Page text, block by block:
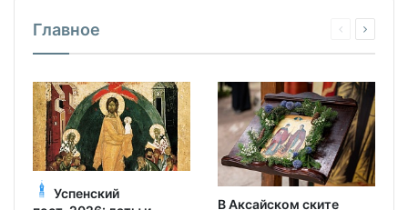
Главное
Успенский
В Аксайском ските